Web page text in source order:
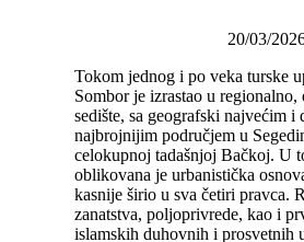
20/03/
Tokom jednog i po veka turske uprave (1541–1687),
Sombor je izrastao u
sedište, sa geografski najvećim i
najbrojnijim područjem u
celokupnoj tadašnjoj Bačkoj. U
oblikovana je urbanistička
kasnije širio u sva četiri pravca.
zanatstva, polјoprivrede, kao i
islamskih duhovnih i prosvetnih